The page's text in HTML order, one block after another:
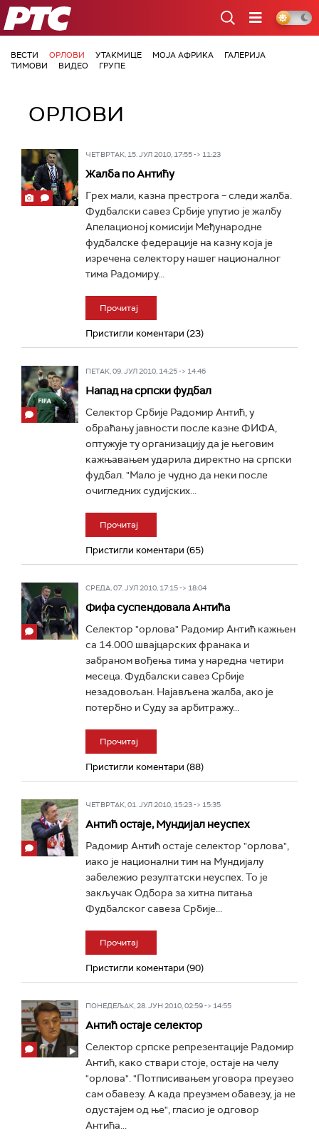
РТС
ВЕСТИ ОРЛОВИ УТАКМИЦЕ МОЈА АФРИКА
ГАЛЕРИЈА
ТИМОВИ
ВИДЕО ГРУПЕ
ОРЛОВИ
ЧЕТВРТАК, 15. ЈУЛ 2010, 17:55 -> 11:23
Жалба по Антићу
Грех мали, казна престрога – следи жалба.
Фудбалски савез Србије упутио је жалбу
Апелационој комисији Међународне
фудбалске федерације на казну која је
изречена селектору нашег националног
тима Радомиру...
Прочитај
Пристигли коментари (23)
ПЕТАК, 09. ЈУЛ 2010, 14:25 -> 14:46
Напад на српски фудбал
Селектор Србије Радомир Антић, у
обраћању јавности после казне ФИФА,
оптужује ту организацију да је његовим
кажњавањем ударила директно на српски
фудбал. "Мало је чудно да неки после
очигледних судијских...
Прочитај
Пристигли коментари (65)
СРЕДА, 07. ЈУЛ 2010, 17:15 -> 18:04
Фифа суспендовала Антића
Селектор "орлова" Радомир Антић кажњен
са 14.000 швајцарских франака и
забраном вођења тима у наредна четири
месеца. Фудбалски савез Србије
незадовољан. Најављена жалба, ако је
потербно и Суду за арбитражу...
Прочитај
Пристигли коментари (88)
ЧЕТВРТАК, 01. ЈУЛ 2010, 15:23 -> 15:35
Антић остаје, Мундијал неуспех
Радомир Антић остаје селектор "орлова",
иако је национални тим на Мундијалу
забележио резултатски неуспех. То је
закључак Одбора за хитна питања
Фудбалског савеза Србије...
Прочитај
Пристигли коментари (90)
ПОНЕДЕЉАК, 28. ЈУН 2010, 02:59 -> 14:55
Антић остаје селектор
Селектор српске репрезентације Радомир
Антић, како ствари стоје, остаје на челу
"орлова". "Потписивањем уговора преузео
сам обавезу. А када преузмем обавезу, ја не
одустајем од ње", гласио је одговор
Антића...